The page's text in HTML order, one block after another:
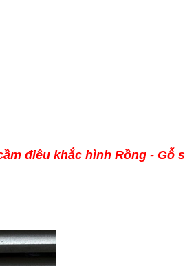
điêu khắc hình Rồng - Gỗ